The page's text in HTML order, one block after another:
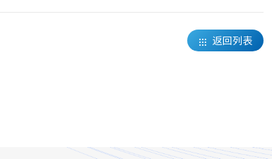
 返回列表